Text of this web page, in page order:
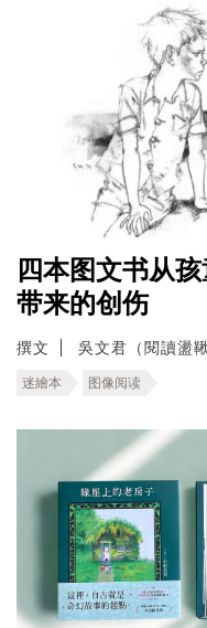
四本图文书从
带来的创伤
撰文 吳文君（閱讀盪
迷繪本 图像阅读